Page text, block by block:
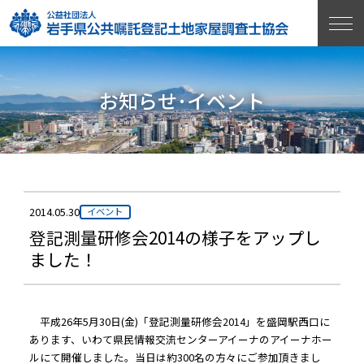
お知らせ･イベント
2014.05.30 イベント
登記測量研修会2014の様子をアップし
ました！
平成26年5月30日(金)「登記測量研修会2014」を盛岡駅西口に
あります、いわて県民情報交流センターアイーナのアイーナホー
ルにて開催しました。当日は約300名の方々にご参加頂きまし